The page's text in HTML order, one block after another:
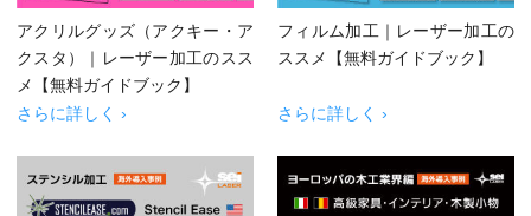
アクリルグッズ（アクキー・ア
クスタ）｜レーザー加工のスス
メ【無料ガイドブック】
さらに詳しく ›
フィルム加工｜レーザー加工の
ススメ【無料ガイドブック】
さらに詳しく ›